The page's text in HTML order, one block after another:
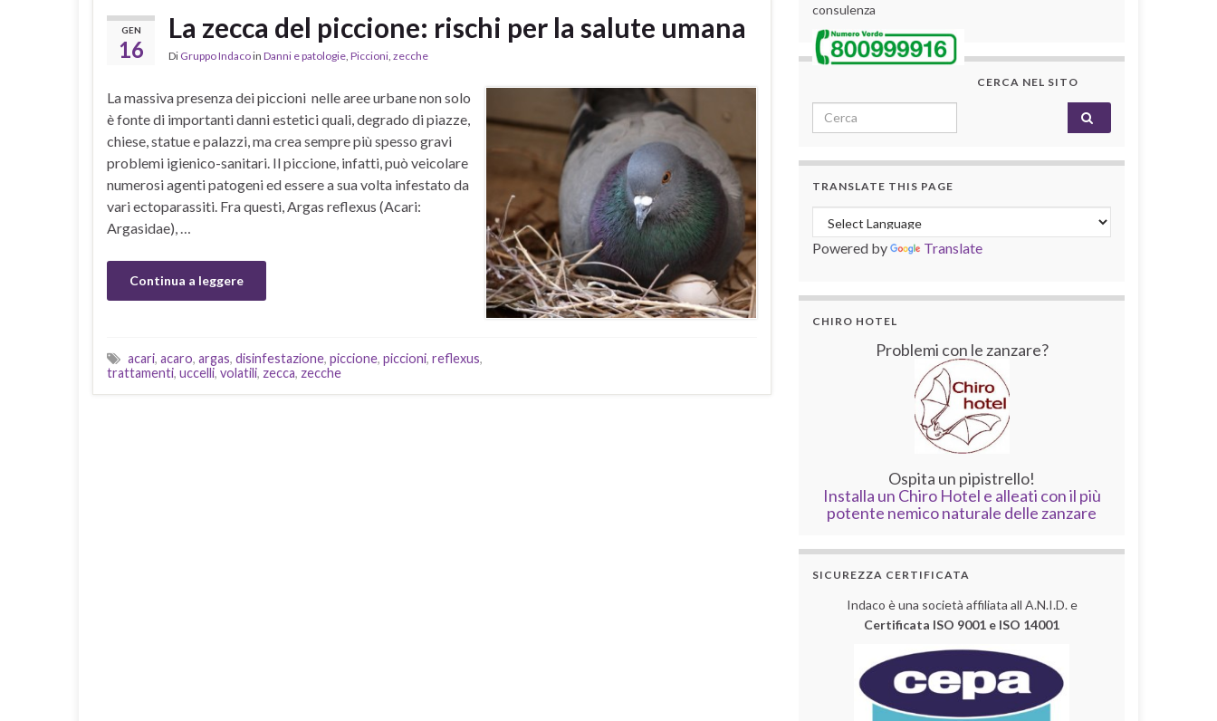
GEN
16
La zecca del piccione: rischi per la salute umana
Di Gruppo Indacoin Danni e patologie Piccioni zecche
La massiva presenza dei piccioni nelle aree urbane non solo
è fonte di importanti danni estetici quali, degrado di piazze,
chiese, statue e palazzi, ma crea sempre più spesso gravi
problemi igienico-sanitari. Il piccione, infatti, può veicolare
numerosi agenti patogeni ed essere a sua volta infestato da
vari ectoparassiti. Fra questi, Argas reflexus (Acari:
Argasidae), …
Continua a leggere
acari, acaro, argas, disinfestazione, piccione, piccioni, reflexus,
trattamenti, uccelli, volatili, zecca, zecche
consulenza
CERCA NEL SITO
Search for:
TRANSLATE THIS PAGE
Powered by Translate
CHIRO HOTEL
Problemi con le zanzare?
Ospita un pipistrello!
Installa un Chiro Hotel e alleati con il più
potente nemico naturale delle zanzare
SICUREZZA CERTIFICATA
Indaco è una società affiliata all A.N.I.D. e
Certificata ISO 9001 e ISO 14001